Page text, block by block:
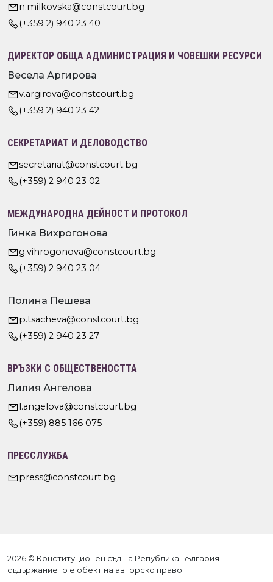
n.milkovska@constcourt.bg
(+359 2) 940 23 40
ДИРЕКТОР ОБЩА АДМИНИСТРАЦИЯ И ЧОВЕШКИ РЕСУРСИ
Весела Аргирова
v.argirova@constcourt.bg
(+359 2) 940 23 42
СЕКРЕТАРИАТ И ДЕЛОВОДСТВО
secretariat@constcourt.bg
(+359) 2 940 23 02
МЕЖДУНАРОДНА ДЕЙНОСТ И ПРОТОКОЛ
Гинка Вихрогонова
g.vihrogonova@constcourt.bg
(+359) 2 940 23 04
Полина Пешева
p.tsacheva@constcourt.bg
(+359) 2 940 23 27
ВРЪЗКИ С ОБЩЕСТВЕНОСТТА
Лилия Ангелова
l.angelova@constcourt.bg
(+359) 885 166 075
ПРЕССЛУЖБА
press@constcourt.bg
2026 © Конституционен съд на Република България -
съдържанието е обект на авторско право